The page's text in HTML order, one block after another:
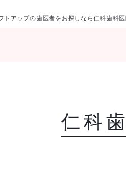
アップの歯医者をお探しなら仁科歯科
仁科